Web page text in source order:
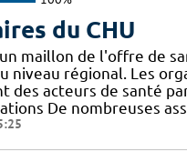
du CHU
maillon de l'offre de
niveau régional. Les
des acteurs de santé
De nombreuses